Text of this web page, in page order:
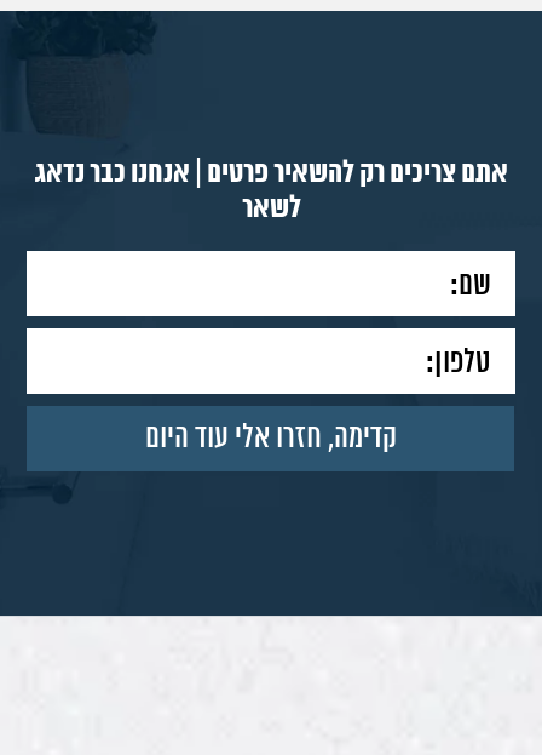
אתם צריכים רק להשאיר פרטים | אנחנו כבר נדאג
לשאר